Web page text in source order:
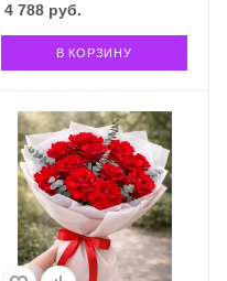
4 788руб.
В КОРЗИНУ